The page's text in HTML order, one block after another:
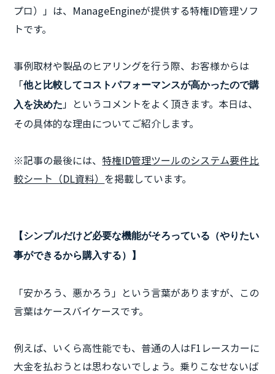
プロ）」は、ManageEngineが提供する特権ID管理ソフ
トです。
事例取材や製品のヒアリングを行う際、お客様からは
「他と比較してコストパフォーマンスが高かったので購
入を決めた 」というコメントをよく頂きます。本日は、
その具体的な理由についてご紹介します。
※記事の最後には、 特権ID管理ツールのシステム要件比
較シート（DL資料） を掲載しています。
【シンプルだけど必要な機能がそろっている（やりたい
事ができるから購入する）】
「安かろう、悪かろう」という言葉がありますが、この
言葉はケースバイケースです。
例えば、いくら高性能でも、普通の人はF1レースカーに
大金を払おうとは思わないでしょう。乗りこなせないば